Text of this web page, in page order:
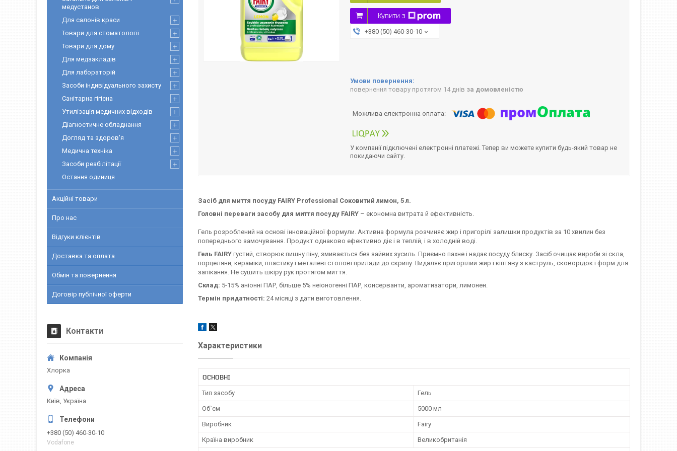
Купити з
+380 (50) 460-30-10
повернення товару протягом 14 днів за домовленістю
У компанії підключені електронні платежі. Тепер ви можете купити будь-який товар не
покидаючи сайту.
Засіб для миття посуду FAIRY Professional Соковитий лимон, 5 л.
Головні переваги засобу для миття посуду FAIRY – економна витрата й ефективність.
Гель розроблений на основі інноваційної формули. Активна формула розчиняє жир і пригорілі залишки продуктів за 10 хвилин без
попереднього замочування. Продукт однаково ефективно діє і в теплій, і в холодній воді.
Гель FAIRY густий, створює пишну піну, змивається без зайвих зусиль. Приємно пахне і надає посуду блиску. Засіб очищає вироби зі скла,
порцеляни, кераміки, пластику і металеві столові прилади до скрипу. Видаляє пригорілий жир і кіптяву з каструль, сковорідок і форм для
запікання. Не сушить шкіру рук протягом миття.
Склад: 5-15% аніонні ПАР, більше 5% неіоногенні ПАР, консерванти, ароматизатори, лимонен.
Термін придатності: 24 місяці з дати виготовлення.
Характеристики
ОСНОВНІ
Тип засобу Гель
Об`єм 5000 мл
Виробник Fairy
Країна виробник Великобританія
медустанов
Для салонів краси
Товари для стоматології
Товари для дому
Для медзакладів
Для лабораторій
Засоби індивідуального захисту
Санітарна гігієна
Утилізація медичних відходів
Діагностичне обладнання
Догляд та здоров'я
Медична техніка
Засоби реабілітації
Остання одиниця
Акційні товари
Про нас
Відгуки клієнтів
Доставка та оплата
Обмін та повернення
Договір публічної оферти
Контакти
Хлорка
Київ, Україна
+380 (50) 460-30-10
Vodafone